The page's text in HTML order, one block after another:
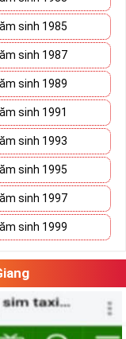
sinh 1985
sinh 1987
sinh 1989
sinh 1991
sinh 1993
sinh 1995
sinh 1997
sinh 1999